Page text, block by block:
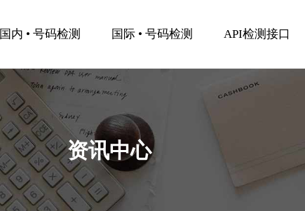
国内 • 号码检测 国际 • 号码检测 API检测接口
资讯中心